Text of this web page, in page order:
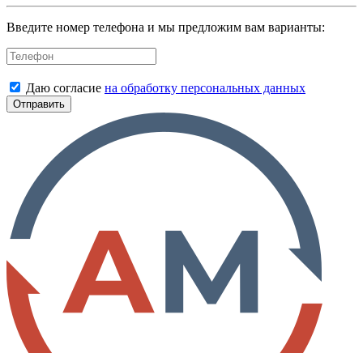
Введите номер телефона и мы предложим вам варианты:
Даю согласие на обработку персональных данных
Отправить